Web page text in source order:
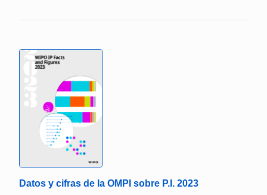
Datos y cifras de la OMPI sobre P.I. 2023